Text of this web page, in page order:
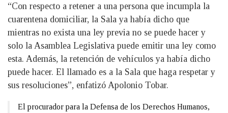
“Con respecto a retener a una persona que incumpla la
cuarentena domiciliar, la Sala ya había dicho que
mientras no exista una ley previa no se puede hacer y
solo la Asamblea Legislativa puede emitir una ley como
esta. Además, la retención de vehículos ya había dicho
puede hacer. El llamado es a la Sala que haga respetar y
sus resoluciones”, enfatizó Apolonio Tobar.
El procurador para la Defensa de los Derechos Humanos,